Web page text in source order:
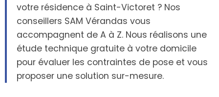
votre résidence à Saint-Victoret ? Nos
conseillers SAM Vérandas vous
accompagnent de A à Z. Nous réalisons une
étude technique gratuite à votre domicile
pour évaluer les contraintes de pose et vous
proposer une solution sur-mesure.